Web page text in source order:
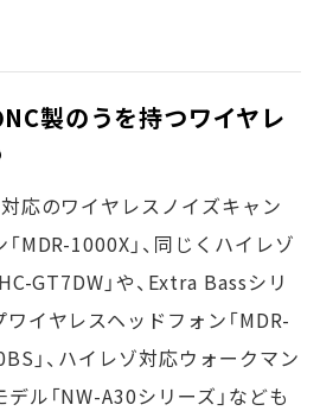
製のうを持つワイヤレ
応のワイヤレスノイズキャン
MDR-1000X」、同じくハイレゾ
GT7DW」や、Extra Bassシリ
イヤレスヘッドフォン「MDR-
」、ハイレゾ対応ウォークマン
ル「NW-A30シリーズ」なども